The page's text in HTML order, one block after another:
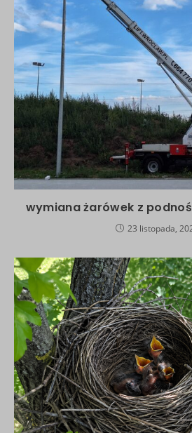
wymiana żarówek z
23 listopada,